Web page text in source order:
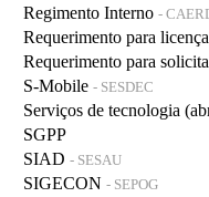
Regimento Interno -
Requerimento para
Requerimento para
S-Mobile - SESDEC
Serviços de tecnologia
SGPP
SIAD - SESAU
SIGECON - SEPOG